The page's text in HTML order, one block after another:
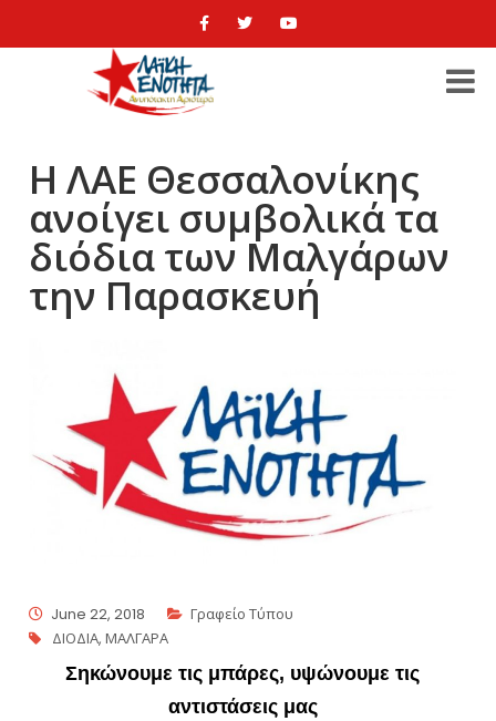
Η ΛΑΕ Θεσσαλονίκης
ανοίγει συμβολικά τα
διόδια των Μαλγάρων
την Παρασκευή
June 22, 2018
Γραφείο Τύπου
ΔΙΟΔΙΑ,ΜΑΛΓΑΡΑ
Σηκώνουμε τις μπάρες, υψώνουμε τις
αντιστάσεις μας